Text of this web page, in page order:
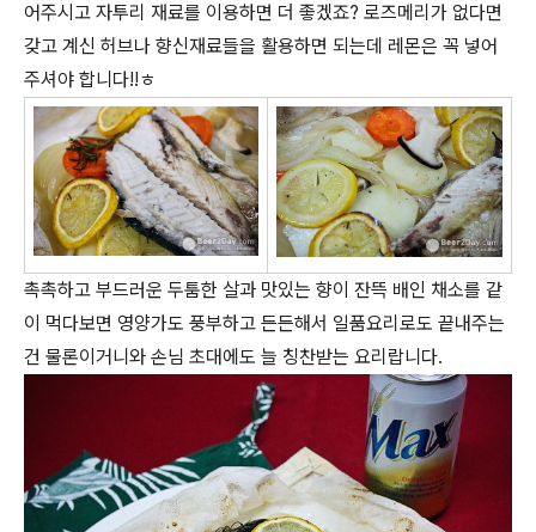
어주시고 자투리 재료를 이용하면 더 좋겠죠? 로즈메리가 없다면
갖고 계신 허브나 향신재료들을 활용하면 되는데 레몬은 꼭 넣어
주셔야 합니다!!ㅎ
촉촉하고 부드러운 두툼한 살과 맛있는 향이 잔뜩 배인 채소를 같
이 먹다보면 영양가도 풍부하고 든든해서 일품요리로도 끝내주는
건 물론이거니와 손님 초대에도 늘 칭찬받는 요리랍니다.